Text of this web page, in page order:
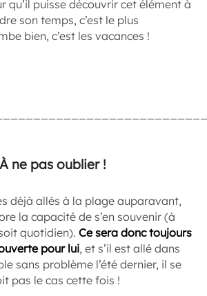
qu’il puisse découvrir cet élément à
son temps, c’est le plus
bien, c’est les vacances !
À ne pas oublier !
déjà allés à la plage auparavant,
la capacité de s’en souvenir (à
quotidien). Ce sera donc toujours
pour lui, et s’il est allé dans
sans problème l’été dernier, il se
pas le cas cette fois !